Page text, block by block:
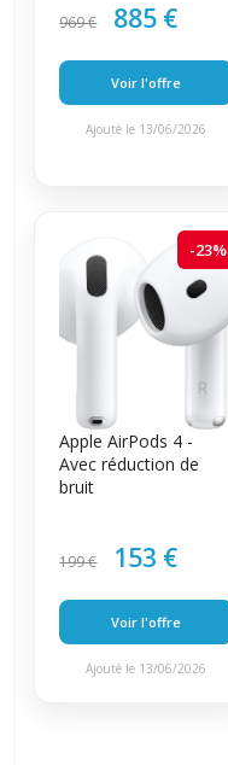
969 € 885 €
Voir l'offre
Ajouté le 13/06/2026
-23%
Apple AirPods 4 -
Avec réduction de
bruit
199 € 153 €
Voir l'offre
Ajouté le 13/06/2026